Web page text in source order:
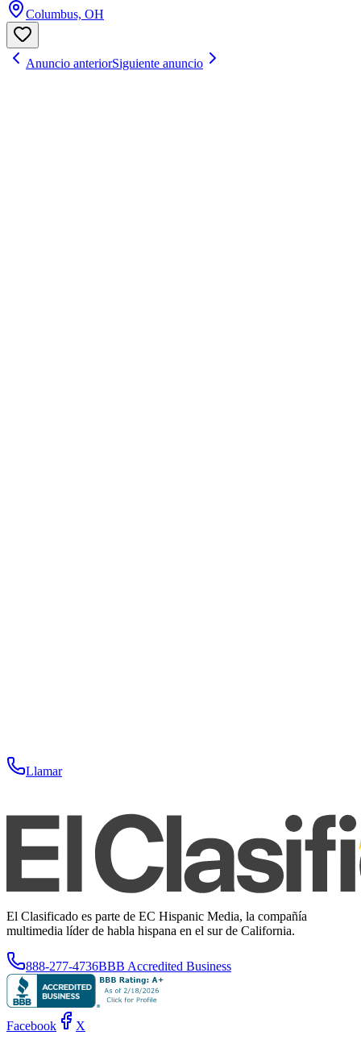
Columbus, OH
Anuncio anteriorSiguiente anuncio
Llamar
El Clasificado es parte de EC Hispanic Media, la compañía
multimedia líder de habla hispana en el sur de California.
888-277-4736BBB Accredited Business
Facebook X